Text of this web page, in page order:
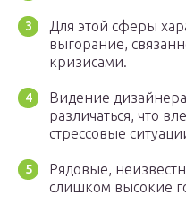
Для этой сферы
выгорание,
кризисами.
Видение
различаться, что
стрессовые
Рядовые,
слишком высокие